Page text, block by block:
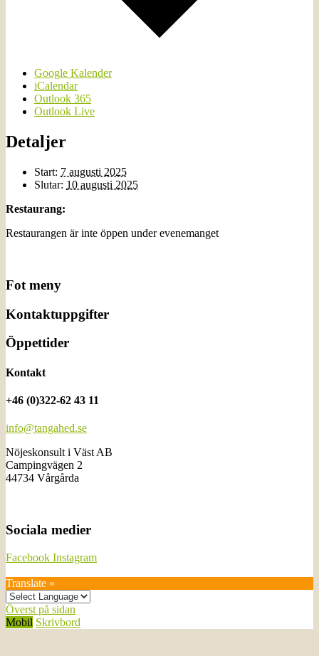
Google Kalender
iCalendar
Outlook 365
Outlook Live
Detaljer
Start: 7 augusti 2025
Slutar: 10 augusti 2025
Restaurang:
Restaurangen är inte öppen under evenemanget
Fot meny
Kontaktuppgifter
Öppettider
Kontakt
+46 (0)322-62 43 11
info@tangahed.se
Nöjeskonsult i Väst AB
Campingvägen 2
44734 Vårgårda
Sociala medier
Facebook Instagram
Translate »
Överst på sidan
Mobil Skrivbord